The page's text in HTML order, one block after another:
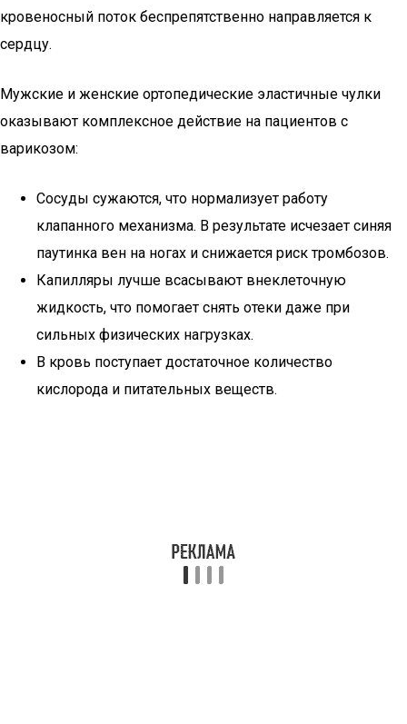
кровеносный поток беспрепятственно направляется к
сердцу.
Мужские и женские ортопедические эластичные чулки
оказывают комплексное действие на пациентов с
варикозом:
Сосуды сужаются, что нормализует работу
клапанного механизма. В результате исчезает синяя
паутинка вен на ногах и снижается риск тромбозов.
Капилляры лучше всасывают внеклеточную
жидкость, что помогает снять отеки даже при
сильных физических нагрузках.
В кровь поступает достаточное количество
кислорода и питательных веществ.